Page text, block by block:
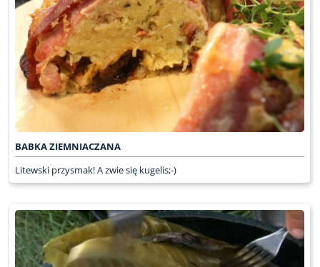
BABKA ZIEMNIACZANA
Litewski przysmak! A zwie się kugelis;-)